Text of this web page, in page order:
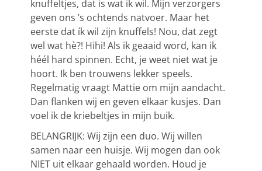
knuffeltjes, dat is wat ik wil. Mijn verzorgers
geven ons ’s ochtends natvoer. Maar het
eerste dat ík wil zijn knuffels! Nou, dat zegt
wel wat hè?! Hihi! Als ik geaaid word, kan ik
héél hard spinnen. Echt, je weet niet wat je
hoort. Ik ben trouwens lekker speels.
Regelmatig vraagt Mattie om mijn aandacht.
Dan flanken wij en geven elkaar kusjes. Dan
voel ik de kriebeltjes in mijn buik.
BELANGRIJK: Wij zijn een duo. Wij willen
samen naar een huisje. Wij mogen dan ook
NIET uit elkaar gehaald worden. Houd je